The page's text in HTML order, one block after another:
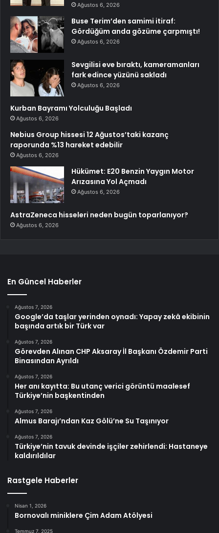
Ağustos 6, 2026
Buse Terim’den samimi itiraf:
Gördüğüm anda gözüme çarpmıştı!
Ağustos 6, 2026
Sevgilisi eve bıraktı, kameramanları
fark edince yüzünü sakladı
Ağustos 6, 2026
Kurban Bayramı Yolculuğu Başladı
Ağustos 6, 2026
Nebius Group hissesi 12 Ağustos’taki kazanç
raporunda %13 hareket edebilir
Ağustos 6, 2026
Hükümet: E20 Benzin Yaygın Motor
Arızasına Yol Açmadı
Ağustos 6, 2026
AstraZeneca hisseleri neden bugün toparlanıyor?
Ağustos 6, 2026
En Güncel Haberler
Ağustos 7, 2026
Google’da taşlar yerinden oynadı: Yapay zekâ ekibinin
başında artık bir Türk var
Ağustos 7, 2026
Görevden Alınan CHP Aksaray İl Başkanı Özdemir Parti
Binasından Ayrıldı
Ağustos 7, 2026
Her anı kayıtta: Bu utanç verici görüntü maalesef
Türkiye’nin başkentinden
Ağustos 7, 2026
Almus Barajı’ndan Kaz Gölü’ne Su Taşınıyor
Ağustos 7, 2026
Türkiye’nin tavuk devinde işçiler zehirlendi: Hastaneye
kaldırıldılar
Rastgele Haberler
Nisan 1, 2026
Bornovalı miniklere Çim Adam Atölyesi
Temmuz 7, 2025